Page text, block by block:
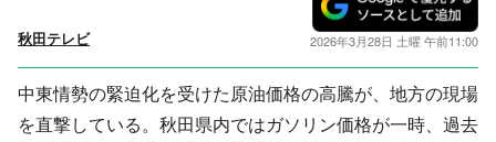
秋田テレビ 2026年3月28日 土曜 午前11:00
中東情勢の緊迫化を受けた原油価格の高騰が、地方の現場
を直撃している。秋田県内ではガソリン価格が一時、過去